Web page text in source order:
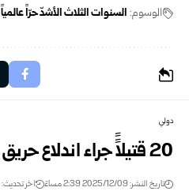
الوسوم: السنوات الثلاث الأشدّ حرّاً عالمياً
دولي
20 قتيلاًً جراء اندلاع حريق بمبنى في إندونيسيا
تاريخ النشر: 2025/12/09 2:39 مساءً اخر تحديث: 2025/12/09 2:39 مساءً